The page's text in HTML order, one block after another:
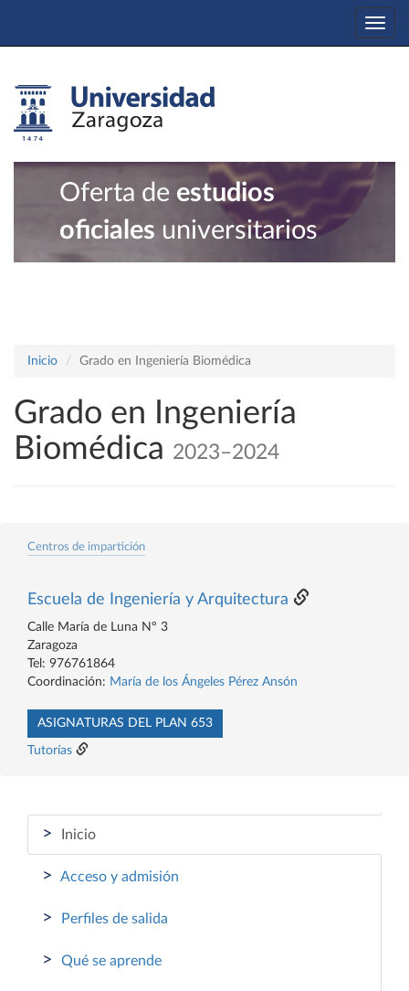
Oferta de estudios
oficiales universitarios
Inicio Grado en Ingeniería Biomédica
Grado en Ingeniería
Biomédica 2023–2024
Centros de impartición
Escuela de Ingeniería y Arquitectura
Calle María de Luna Nº 3
Zaragoza
Tel: 976761864
Coordinación: María de los Ángeles Pérez Ansón
ASIGNATURAS DEL PLAN 653
Tutorías
> Inicio
> Acceso y admisión
> Perfiles de salida
> Qué se aprende